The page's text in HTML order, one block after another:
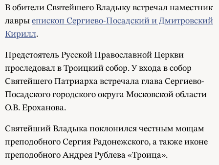
В обители Святейшего Владыку встречал наместник
лавры епископ Сергиево-Посадский и Дмитровский
Кирилл.
Предстоятель Русской Православной Церкви
проследовал в Троицкий собор. У входа в собор
Святейшего Патриарха встречала глава Сергиево-
Посадского городского округа Московской области
О.В. Ероханова.
Святейший Владыка поклонился честным мощам
преподобного Сергия Радонежского, а также иконе
преподобного Андрея Рублева «Троица».